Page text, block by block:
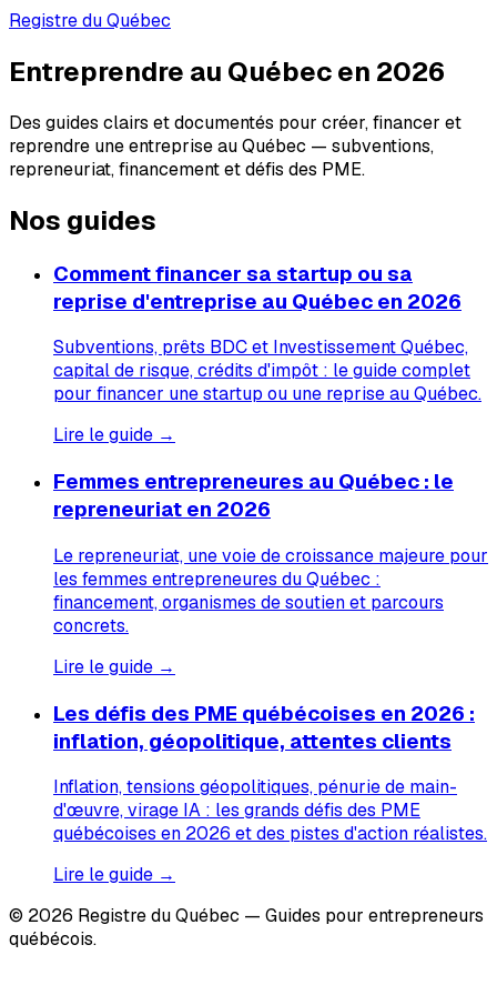
Registre du Québec
Entreprendre au Québec en 2026
Des guides clairs et documentés pour créer, financer et
reprendre une entreprise au Québec — subventions,
repreneuriat, financement et défis des PME.
Nos guides
Comment financer sa startup ou sa
reprise d'entreprise au Québec en 2026
Subventions, prêts BDC et Investissement Québec,
capital de risque, crédits d'impôt : le guide complet
pour financer une startup ou une reprise au Québec.
Lire le guide →
Femmes entrepreneures au Québec : le
repreneuriat en 2026
Le repreneuriat, une voie de croissance majeure pour
les femmes entrepreneures du Québec :
financement, organismes de soutien et parcours
concrets.
Lire le guide →
Les défis des PME québécoises en 2026 :
inflation, géopolitique, attentes clients
Inflation, tensions géopolitiques, pénurie de main-
d'œuvre, virage IA : les grands défis des PME
québécoises en 2026 et des pistes d'action réalistes.
Lire le guide →
© 2026 Registre du Québec — Guides pour entrepreneurs
québécois.